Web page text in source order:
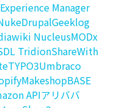
Manager
DrupalGeeklog
NucleusMODx
TridionShareWith
TYPO3Umbraco
MakeshopBASE
APIアリババ